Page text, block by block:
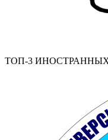
ТОП-3